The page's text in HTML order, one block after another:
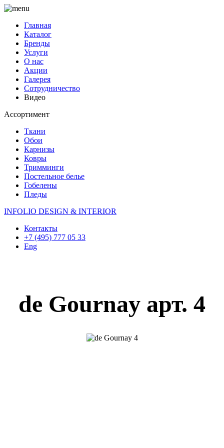
Главная
Каталог
Бренды
Услуги
О нас
Акции
Галерея
Сотрудничество
Видео
Ассортимент
Ткани
Обои
Карнизы
Ковры
Тримминги
Постельное белье
Гобелены
Пледы
INFOLIO DESIGN & INTERIOR
Контакты
+7 (495) 777 05 33
Eng
de Gournay арт. 4